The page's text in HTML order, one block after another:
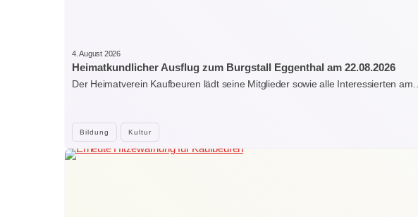
Bildung Kultur
4. August 2026
Heimatkundlicher Ausflug zum Burgstall Eggenthal am 22.08.2026
Der Heimatverein Kaufbeuren lädt seine Mitglieder sowie alle Interessierten am…